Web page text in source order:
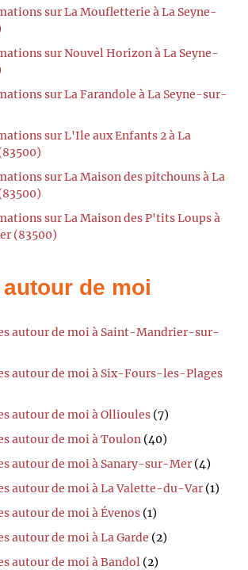
sur La Moufletterie à La Seyne-
sur Nouvel Horizon à La Seyne-
sur La Farandole à La Seyne-sur-
sur L'Ile aux Enfants 2 à La
sur La Maison des pitchouns à La
sur La Maison des P'tits Loups à
(83500)
de moi
autour de moi à Saint-Mandrier-sur-
autour de moi à Six-Fours-les-Plages
autour de moi à Ollioules (7)
autour de moi à Toulon (40)
autour de moi à Sanary-sur-Mer (4)
autour de moi à La Valette-du-Var (1)
autour de moi à Évenos (1)
autour de moi à La Garde (2)
autour de moi à Bandol (2)